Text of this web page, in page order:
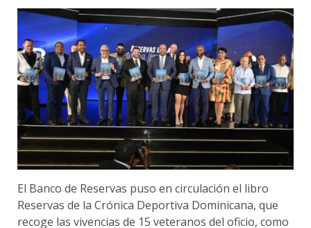
El Banco de Reservas puso en circulación el libro
Reservas de la Crónica Deportiva Dominicana, que
recoge las vivencias de 15 veteranos del oficio, como